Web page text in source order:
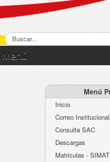
Menú
Atención al Ciudadano
Instituciones Educativas
Despacho Secretaría
Menú
Inicio
Correo Institucional
Consulta SAC
Descargas
Matriculas - SIMAT